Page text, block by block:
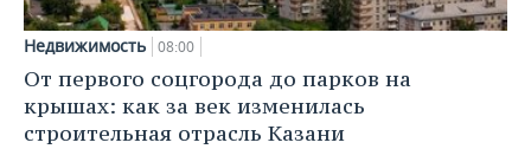
Недвижимость 08:00
От первого соцгорода до парков на
крышах: как за век изменилась
строительная отрасль Казани